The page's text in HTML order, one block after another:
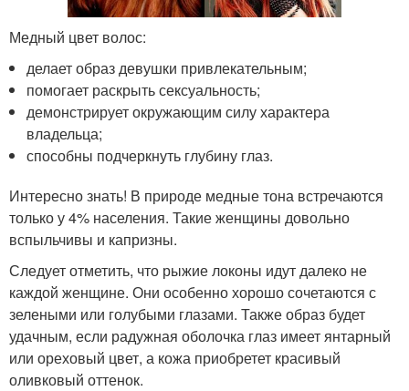
Медный цвет волос:
делает образ девушки привлекательным;
помогает раскрыть сексуальность;
демонстрирует окружающим силу характера
владельца;
способны подчеркнуть глубину глаз.
Интересно знать! В природе медные тона встречаются
только у 4% населения. Такие женщины довольно
вспыльчивы и капризны.
Следует отметить, что рыжие локоны идут далеко не
каждой женщине. Они особенно хорошо сочетаются с
зелеными или голубыми глазами. Также образ будет
удачным, если радужная оболочка глаз имеет янтарный
или ореховый цвет, а кожа приобретет красивый
оливковый оттенок.